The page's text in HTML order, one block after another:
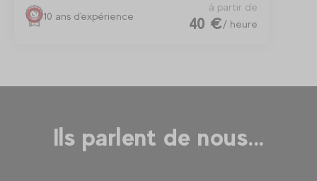
10 ans d'expérience
à partir de
40 €/ heure
Ils parlent de nous...